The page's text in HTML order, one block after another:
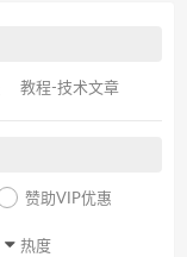
教程-技术文章
赞助VIP优惠
热度